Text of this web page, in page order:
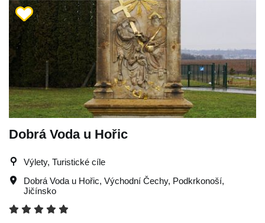
Dobrá Voda u Hořic
Výlety, Turistické cíle
Dobrá Voda u Hořic, Východní Čechy, Podkrkonoší,
Jičínsko